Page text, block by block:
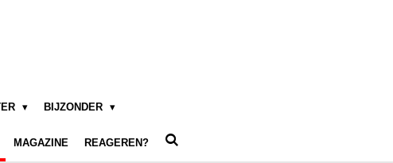
BIJZONDER
MAGAZINE REAGEREN?